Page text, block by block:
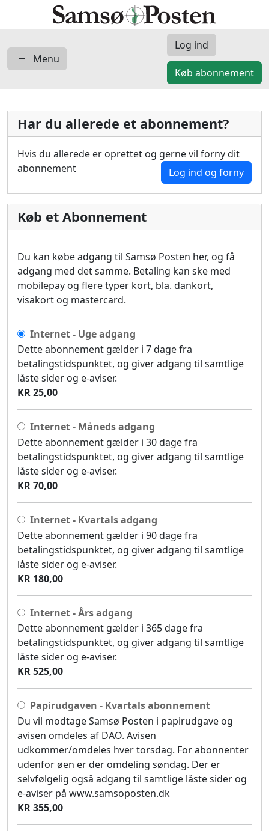
Menu
Log ind
Køb abonnement
Har du allerede et abonnement?
Hvis du allerede er oprettet og gerne vil forny dit
abonnement
Log ind og forny
Køb et Abonnement
Du kan købe adgang til Samsø Posten her, og få
adgang med det samme. Betaling kan ske med
mobilepay og flere typer kort, bla. dankort,
visakort og mastercard.
Internet - Uge adgang
Dette abonnement gælder i 7 dage fra
betalingstidspunktet, og giver adgang til samtlige
låste sider og e-aviser.
KR 25,00
Internet - Måneds adgang
Dette abonnement gælder i 30 dage fra
betalingstidspunktet, og giver adgang til samtlige
låste sider og e-aviser.
KR 70,00
Internet - Kvartals adgang
Dette abonnement gælder i 90 dage fra
betalingstidspunktet, og giver adgang til samtlige
låste sider og e-aviser.
KR 180,00
Internet - Års adgang
Dette abonnement gælder i 365 dage fra
betalingstidspunktet, og giver adgang til samtlige
låste sider og e-aviser.
KR 525,00
Papirudgaven - Kvartals abonnement
Du vil modtage Samsø Posten i papirudgave og
avisen omdeles af DAO. Avisen
udkommer/omdeles hver torsdag. For abonnenter
udenfor øen er der omdeling søndag. Der er
selvfølgelig også adgang til samtlige låste sider og
e-aviser på www.samsoposten.dk
KR 355,00